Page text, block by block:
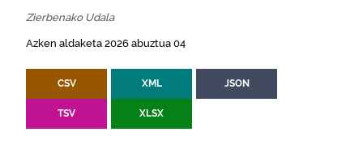
Zierbenako Udala
Azken aldaketa 2026 abuztua 04
CSV XML JSON
TSV XLSX